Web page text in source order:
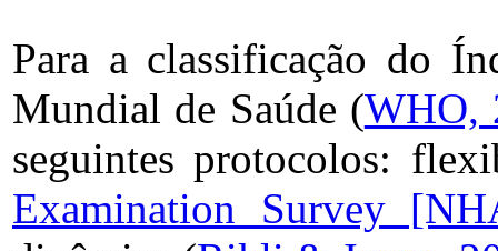
Para a classificação do
Mundial de Saúde (WHO,
seguintes protocolos:
Examination Survey